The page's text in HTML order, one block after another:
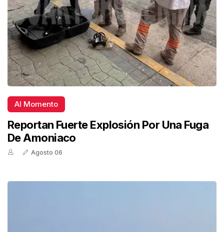
Al Momento
Reportan Fuerte Explosión Por Una Fuga
De Amoniaco
Agosto 06